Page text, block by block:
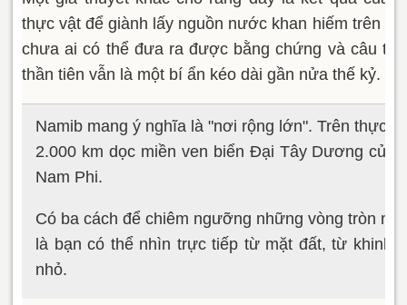
thực vật để giành lấy nguồn nước khan hiếm trên
chưa ai có thể đưa ra được bằng chứng và câu
thần tiên vẫn là một bí ẩn kéo dài gần nửa thế kỷ.
Namib mang ý nghĩa là "nơi rộng lớn". Trên thực
2.000 km dọc miền ven biển Đại Tây Dương của
Nam Phi.
Có ba cách để chiêm ngưỡng những vòng tròn
là bạn có thể nhìn trực tiếp từ mặt đất, từ khinh
nhỏ.